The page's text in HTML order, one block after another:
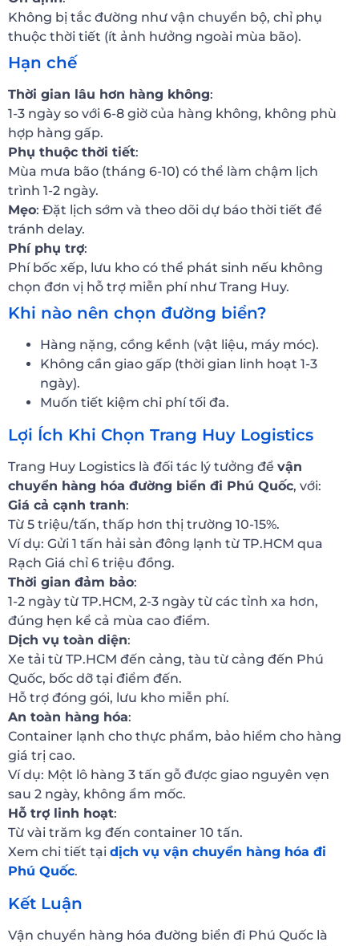
Không bị tắc đường như vận chuyển bộ, chỉ phụ
thuộc thời tiết (ít ảnh hưởng ngoài mùa bão).
Hạn chế
Thời gian lâu hơn hàng không:
1-3 ngày so với 6-8 giờ của hàng không, không phù
hợp hàng gấp.
Phụ thuộc thời tiết:
Mùa mưa bão (tháng 6-10) có thể làm chậm lịch
trình 1-2 ngày.
Mẹo: Đặt lịch sớm và theo dõi dự báo thời tiết để
tránh delay.
Phí phụ trợ:
Phí bốc xếp, lưu kho có thể phát sinh nếu không
chọn đơn vị hỗ trợ miễn phí như Trang Huy.
Khi nào nên chọn đường biển?
Hàng nặng, cồng kềnh (vật liệu, máy móc).
Không cần giao gấp (thời gian linh hoạt 1-3
ngày).
Muốn tiết kiệm chi phí tối đa.
Lợi Ích Khi Chọn Trang Huy Logistics
Trang Huy Logistics là đối tác lý tưởng để vận
chuyển hàng hóa đường biển đi Phú Quốc, với:
Giá cả cạnh tranh:
Từ 5 triệu/tấn, thấp hơn thị trường 10-15%.
Ví dụ: Gửi 1 tấn hải sản đông lạnh từ TP.HCM qua
Rạch Giá chỉ 6 triệu đồng.
Thời gian đảm bảo:
1-2 ngày từ TP.HCM, 2-3 ngày từ các tỉnh xa hơn,
đúng hẹn kể cả mùa cao điểm.
Dịch vụ toàn diện:
Xe tải từ TP.HCM đến cảng, tàu từ cảng đến Phú
Quốc, bốc dỡ tại điểm đến.
Hỗ trợ đóng gói, lưu kho miễn phí.
An toàn hàng hóa:
Container lạnh cho thực phẩm, bảo hiểm cho hàng
giá trị cao.
Ví dụ: Một lô hàng 3 tấn gỗ được giao nguyên vẹn
sau 2 ngày, không ẩm mốc.
Hỗ trợ linh hoạt:
Từ vài trăm kg đến container 10 tấn.
Xem chi tiết tại dịch vụ vận chuyển hàng hóa đi
Phú Quốc.
Kết Luận
Vận chuyển hàng hóa đường biển đi Phú Quốc là